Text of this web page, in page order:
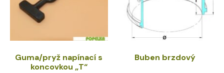
Guma/pryž napínací s
koncovkou „T“
Buben brzdový